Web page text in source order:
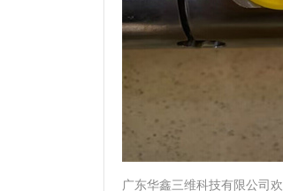
广东华鑫三维科技有限公司